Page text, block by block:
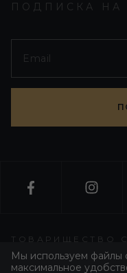
ПОДПИСКА НА
ТОВАРИЩЕСТВО
Мы используем файлы
максимальное